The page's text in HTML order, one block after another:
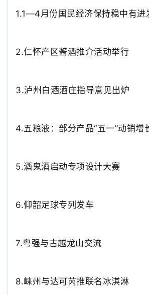
1.1—4月份国民经济保持稳中有进
2.仁怀产区酱酒推介活动举行
3.泸州白酒酒庄指导意见出炉
4.五粮液：部分产品“五一”动销增
5.酒鬼酒启动专项设计大赛
6.仰韶足球专列发车
7.粤强与古越龙山交流
8.崃州与达可芮推联名冰淇淋